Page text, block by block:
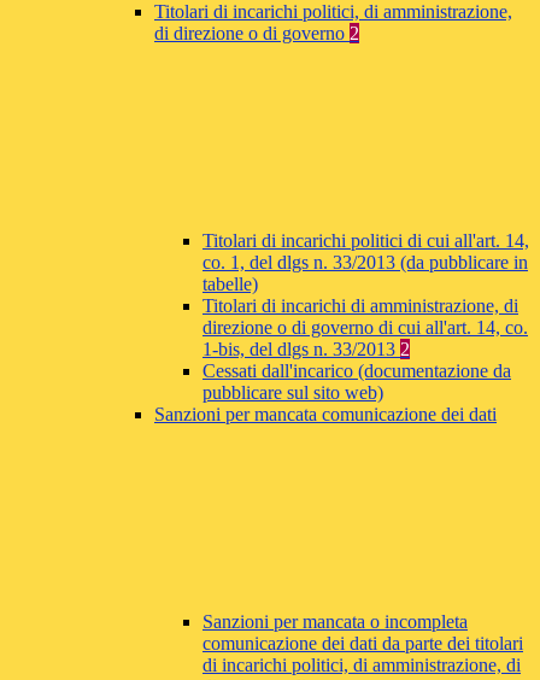
Titolari di incarichi politici, di amministrazione,
di direzione o di governo 2
Titolari di incarichi politici di cui all'art. 14,
co. 1, del dlgs n. 33/2013 (da pubblicare in
tabelle)
Titolari di incarichi di amministrazione, di
direzione o di governo di cui all'art. 14, co.
1-bis, del dlgs n. 33/2013 2
Cessati dall'incarico (documentazione da
pubblicare sul sito web)
Sanzioni per mancata comunicazione dei dati
Sanzioni per mancata o incompleta
comunicazione dei dati da parte dei titolari
di incarichi politici, di amministrazione, di